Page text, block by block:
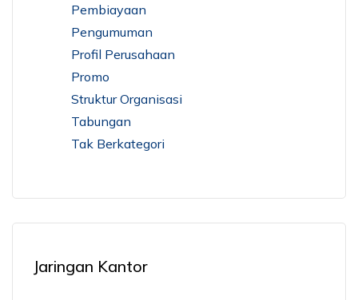
Pembiayaan
Pengumuman
Profil Perusahaan
Promo
Struktur Organisasi
Tabungan
Tak Berkategori
Jaringan Kantor